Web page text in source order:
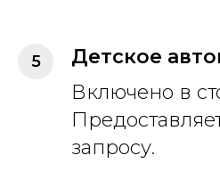
Детское
Включено в
запросу.